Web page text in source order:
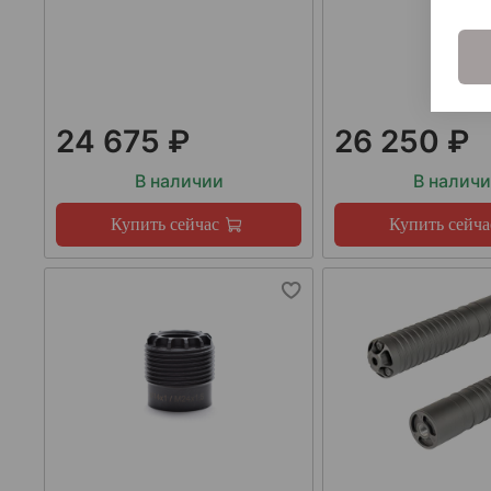
24 675 ₽
В наличии
Купить сейчас
26 250 ₽
В
Купить